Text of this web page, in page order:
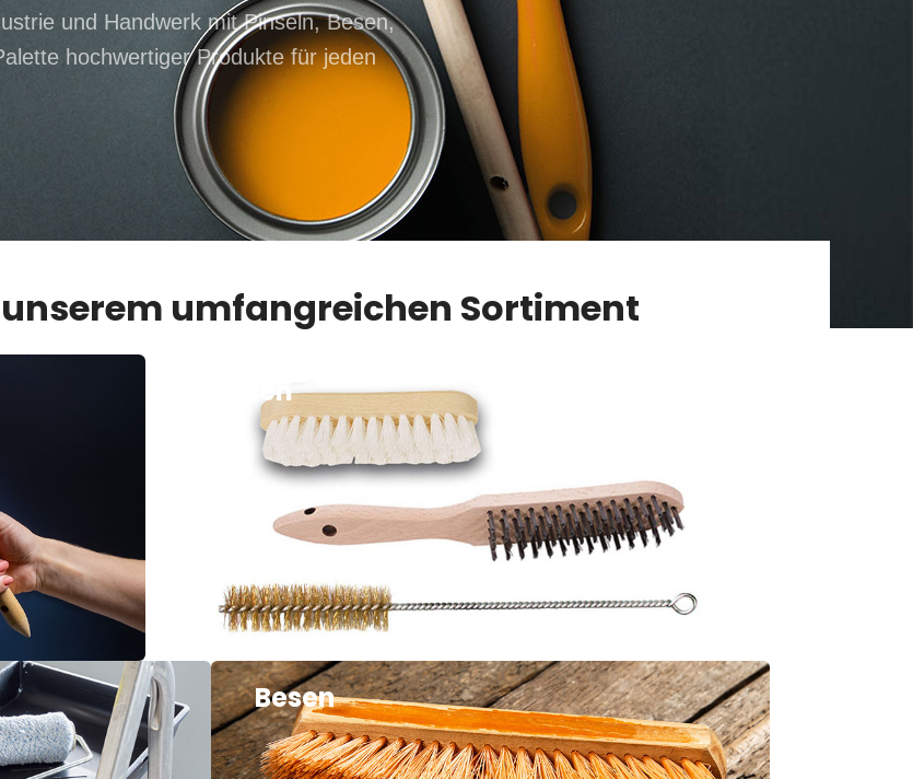
und Handwerk mit Pinseln, Besen,
hochwertiger Produkte für jeden
umfangreichen Sortiment
Bürsten
Besen